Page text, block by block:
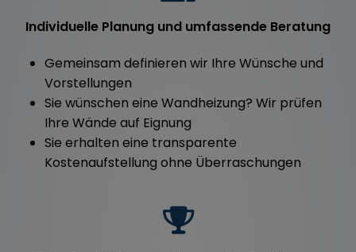
Individuelle Planung und umfassende Beratung
Gemeinsam definieren wir Ihre Wünsche und
Vorstellungen
Sie wünschen eine Wandheizung? Wir prüfen
Ihre Wände auf Eignung
Sie erhalten eine transparente
Kostenaufstellung ohne Überraschungen